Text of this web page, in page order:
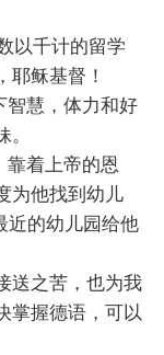
以千计的留学
耶稣基督！
智慧，体力和好
靠着上帝的恩
为他找到幼儿
近的幼儿园给他
送之苦， 也为我
掌握德语， 可以